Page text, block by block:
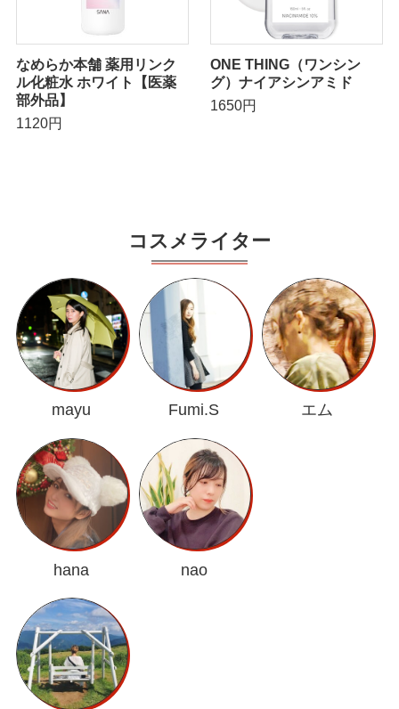
なめらか本舗 薬用リンク
ル化粧水 ホワイト【医薬
部外品】
1120円
ONE THING（ワンシン
グ）ナイアシンアミド
1650円
コスメライター
mayu Fumi.S エム
hana nao